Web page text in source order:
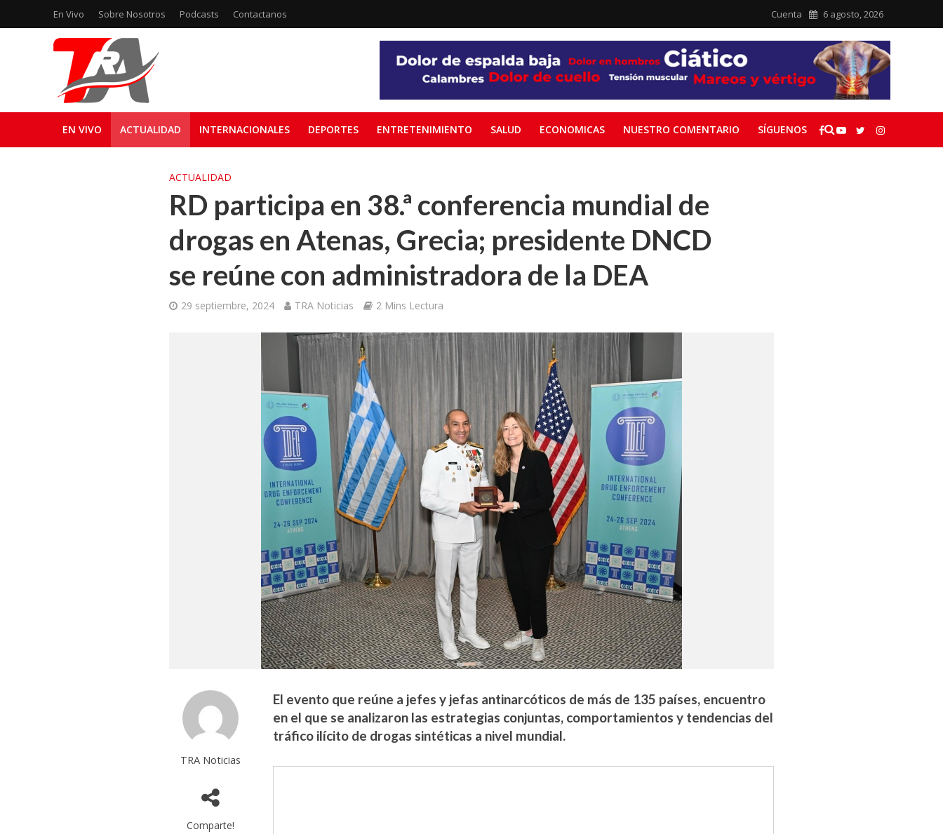
En Vivo Sobre Nosotros Podcasts Contactanos Cuenta 6 agosto, 2026
EN VIVO ACTUALIDAD INTERNACIONALES DEPORTES ENTRETENIMIENTO SALUD ECONOMICAS NUESTRO COMENTARIO SÍGUENOS
ACTUALIDAD
RD participa en 38.ª conferencia mundial de
drogas en Atenas, Grecia; presidente DNCD
se reúne con administradora de la DEA
29 septiembre, 2024 TRA Noticias 2 Mins Lectura
TRA Noticias
Comparte!
El evento que reúne a jefes y jefas antinarcóticos de más de 135 países, encuentro
en el que se analizaron las estrategias conjuntas, comportamientos y tendencias del
tráfico ilícito de drogas sintéticas a nivel mundial.